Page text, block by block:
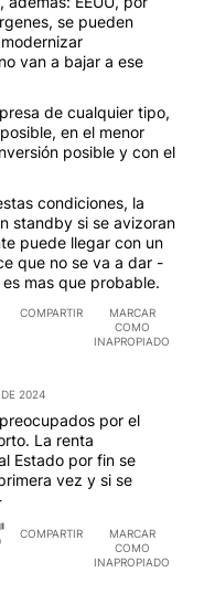
se pueden
van a bajar a ese
de cualquier tipo,
en el menor
posible y con el
condiciones, la
standby si se avizoran
puede llegar con un
que no se va a dar -
mas que probable.
COMPARTIR
MARCAR
COMO
INAPROPIADO
2024
por el
La renta
Estado por fin se
vez y si se
COMPARTIR
MARCAR
COMO
INAPROPIADO